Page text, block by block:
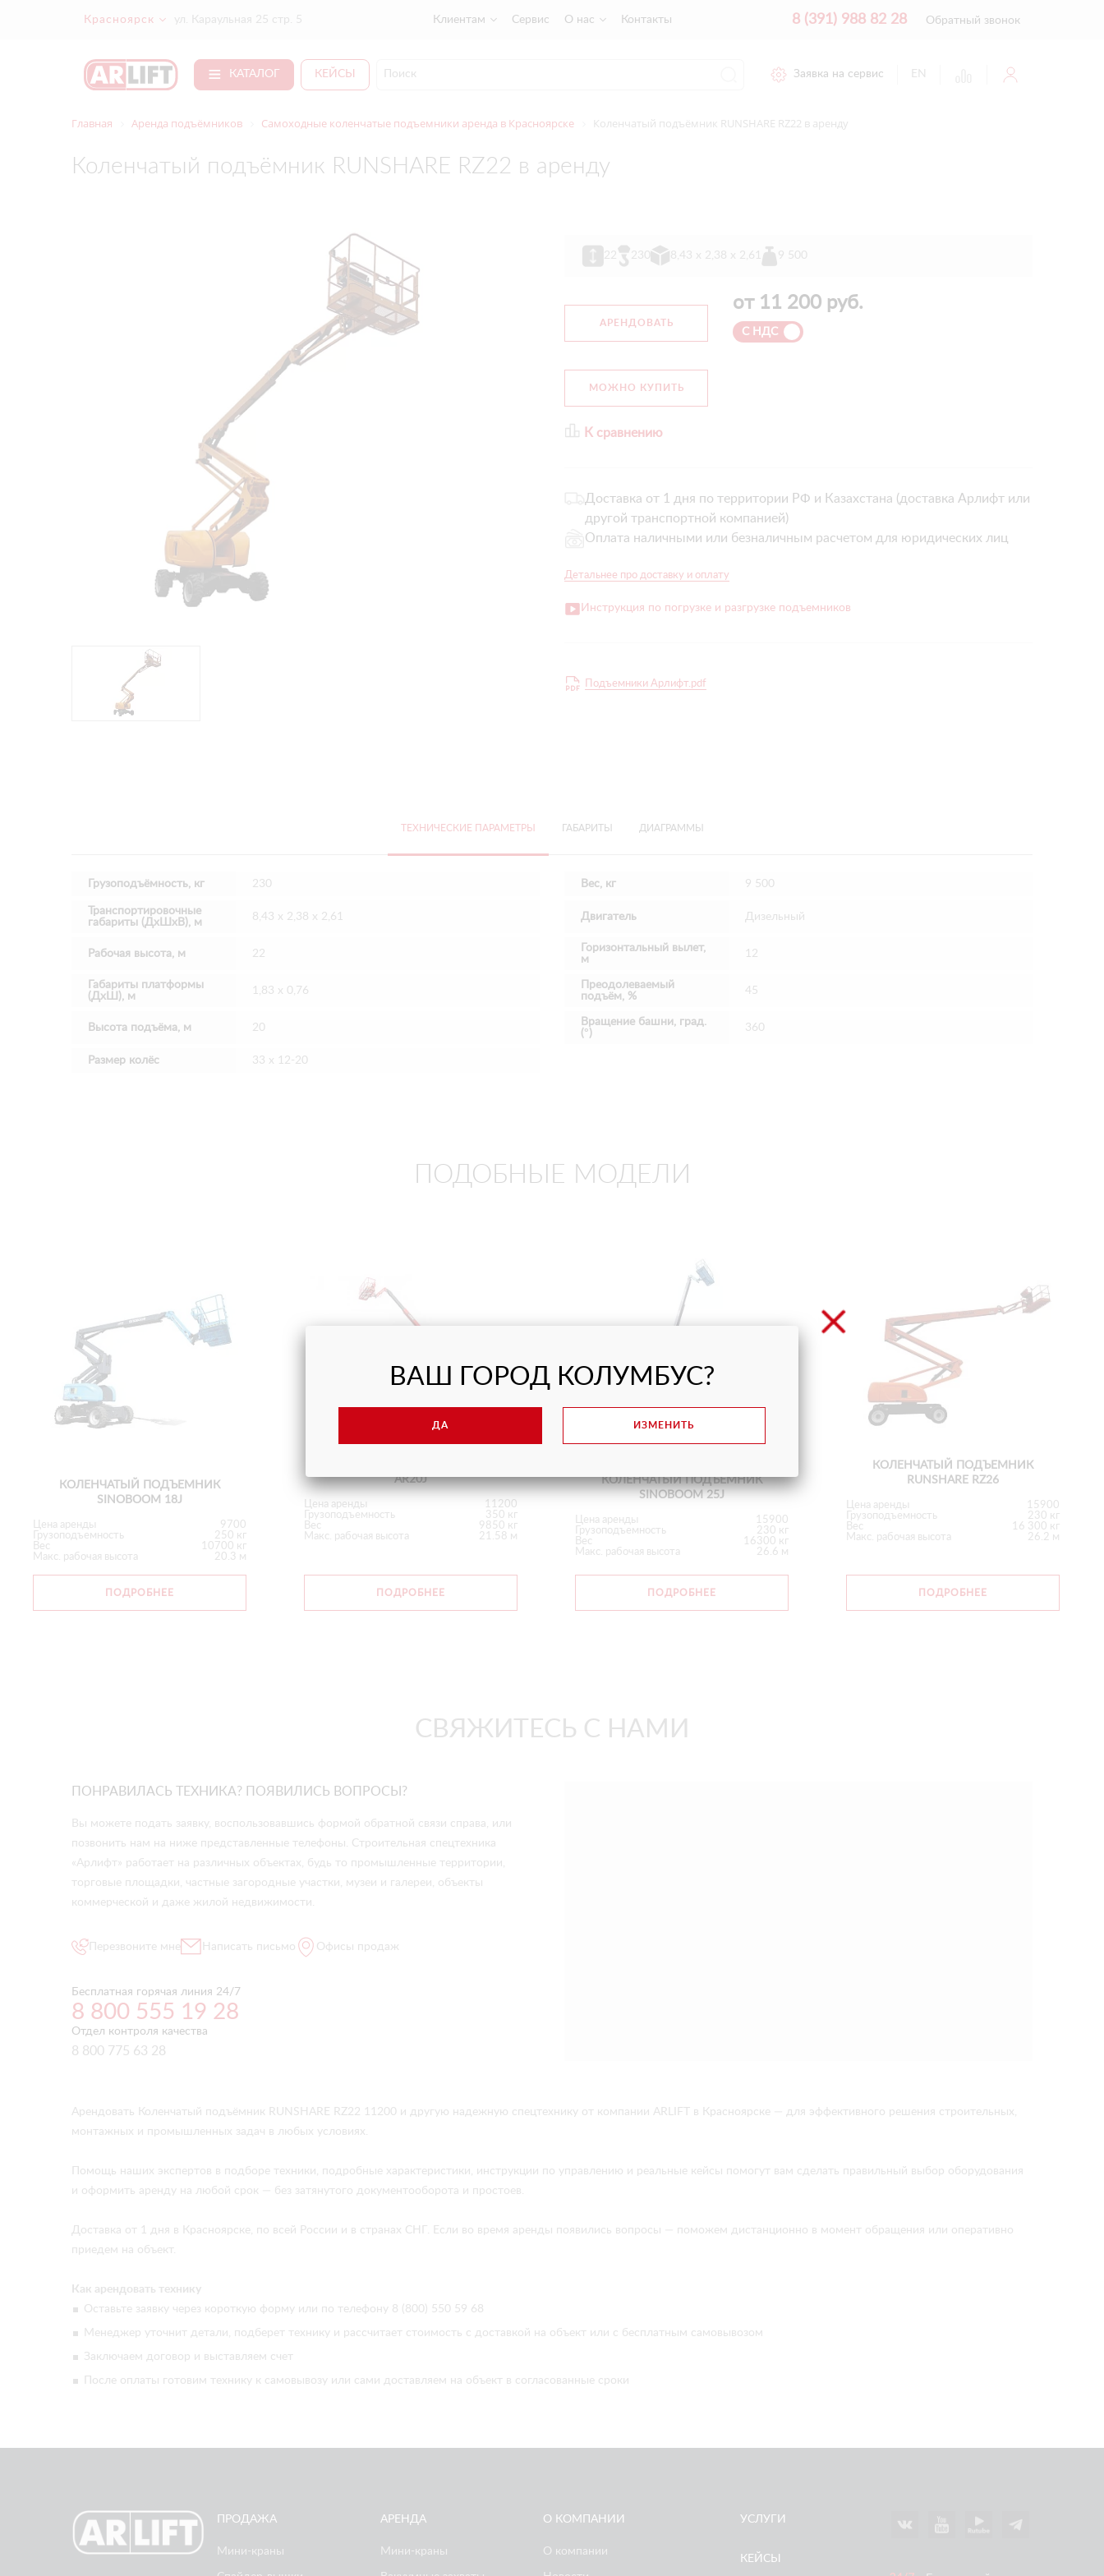
Красноярск ул. Караульная 25 стр. 5 Клиентам Сервис О нас Контакты 8 (391) 988 82 28 Обратный звонок
КАТАЛОГ КЕЙСЫ Заявка на сервис EN
Главная Аренда подъёмников Самоходные коленчатые подъемники аренда в Красноярске Коленчатый подъёмник RUNSHARE RZ22 в аренду
Коленчатый подъёмник RUNSHARE RZ22 в аренду
22 230 8,43 х 2,38 х 2,61 9 500
АРЕНДОВАТЬ
от 11 200 руб.
С НДС
МОЖНО КУПИТЬ
К сравнению
Доставка от 1 дня по территории РФ и Казахстана (доставка Арлифт или
другой транспортной компанией)
Оплата наличными или безналичным расчетом для юридических лиц
Детальнее про доставку и оплату
Инструкция по погрузке и разгрузке подъемников
Подъемники Арлифт.pdf
ТЕХНИЧЕСКИЕ ПАРАМЕТРЫ ГАБАРИТЫ ДИАГРАММЫ
Грузоподъёмность, кг 230 Вес, кг 9 500
Транспортировочные
габариты (ДхШхВ), м
8,43 х 2,38 х 2,61 Двигатель Дизельный
Рабочая высота, м 22
Горизонтальный вылет,
м
12
Габариты платформы
(ДхШ), м
1,83 х 0,76
Преодолеваемый
подъём, %
45
Высота подъёма, м 20
Вращение башни, град.
(°)
360
Размер колёс 33 х 12-20
ПОДОБНЫЕ МОДЕЛИ
КОЛЕНЧАТЫЙ ПОДЪЕМНИК
SINOBOOM 18J
Цена аренды
9700
Грузоподъемность
250 кг
Вес
10700 кг
Макс. рабочая высота
20.3 м
ПОДРОБНЕЕ
AR20J
Цена аренды
11200
Грузоподъемность
350 кг
Вес
9850 кг
Макс. рабочая высота
21.58 м
ПОДРОБНЕЕ
КОЛЕНЧАТЫЙ ПОДЪЕМНИК
SINOBOOM 25J
Цена аренды
15900
Грузоподъемность
230 кг
Вес
16300 кг
Макс. рабочая высота
26.6 м
ПОДРОБНЕЕ
КОЛЕНЧАТЫЙ ПОДЪЕМНИК
RUNSHARE RZ26
Цена аренды
15900
Грузоподъемность
230 кг
Вес
16 300 кг
Макс. рабочая высота
26.2 м
ПОДРОБНЕЕ
СВЯЖИТЕСЬ С НАМИ
ПОНРАВИЛАСЬ ТЕХНИКА? ПОЯВИЛИСЬ ВОПРОСЫ?
Вы можете подать заявку, воспользовавшись формой обратной связи справа, или
позвонить нам на ниже представленные телефоны. Строительная спецтехника
«Арлифт» работает на различных объектах, будь то промышленные территории,
торговые площадки, частные загородные участки, музеи и галереи, объекты
коммерческой и даже жилой недвижимости.
Перезвоните мне Написать письмо Офисы продаж
Бесплатная горячая линия 24/7
8 800 555 19 28
Отдел контроля качества
8 800 775 63 28
Арендовать Коленчатый подъёмник RUNSHARE RZ22 11200 и другую надежную спецтехнику от компании ARLIFT в Красноярске — для эффективного решения строительных,
монтажных и промышленных задач в любых условиях.
Помощь наших экспертов в подборе техники, подробные характеристики, инструкции по управлению и реальные кейсы помогут вам сделать правильный выбор оборудования
и оформить аренду на любой срок — без затянутого документооборота и простоев.
Доставка от 1 дня в Красноярске, по всей России и в странах СНГ. Если во время аренды появились вопросы — поможем дистанционно в момент обращения или оперативно
приедем на объект.
Как арендовать технику
Оставьте заявку через короткую форму или по телефону 8 (800) 550 59 68
Менеджер уточнит детали, подберет технику и рассчитает стоимость с доставкой на объект или с бесплатным самовывозом
Заключаем договор и выставляем счет
После оплаты готовим технику к самовывозу или сами доставляем на объект в согласованные сроки
ПРОДАЖА
Мини-краны
АРЕНДА
Мини-краны
О КОМПАНИИ
О компании
УСЛУГИ
КЕЙСЫ
ВАШ ГОРОД КОЛУМБУС?
ДА ИЗМЕНИТЬ